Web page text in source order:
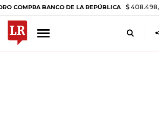
BANCO DE LA REPÚBLICA $ 408.498,97 +$